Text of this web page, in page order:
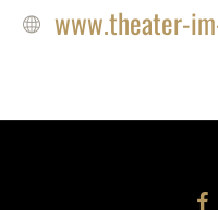
www.theater-